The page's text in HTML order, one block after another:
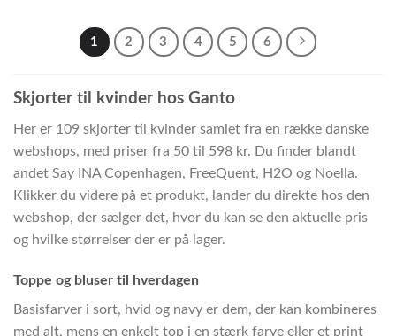
1 2 3 4 5 6
Skjorter til kvinder hos Ganto
Her er 109 skjorter til kvinder samlet fra en række danske
webshops, med priser fra 50 til 598 kr. Du finder blandt
andet Say INA Copenhagen, FreeQuent, H2O og Noella.
Klikker du videre på et produkt, lander du direkte hos den
webshop, der sælger det, hvor du kan se den aktuelle pris
og hvilke størrelser der er på lager.
Toppe og bluser til hverdagen
Basisfarver i sort, hvid og navy er dem, der kan kombineres
med alt, mens en enkelt top i en stærk farve eller et print